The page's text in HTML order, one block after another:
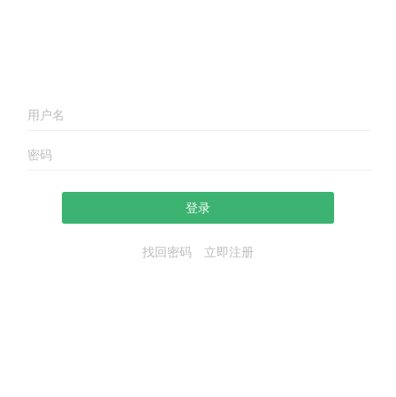
登录
找回密码 立即注册